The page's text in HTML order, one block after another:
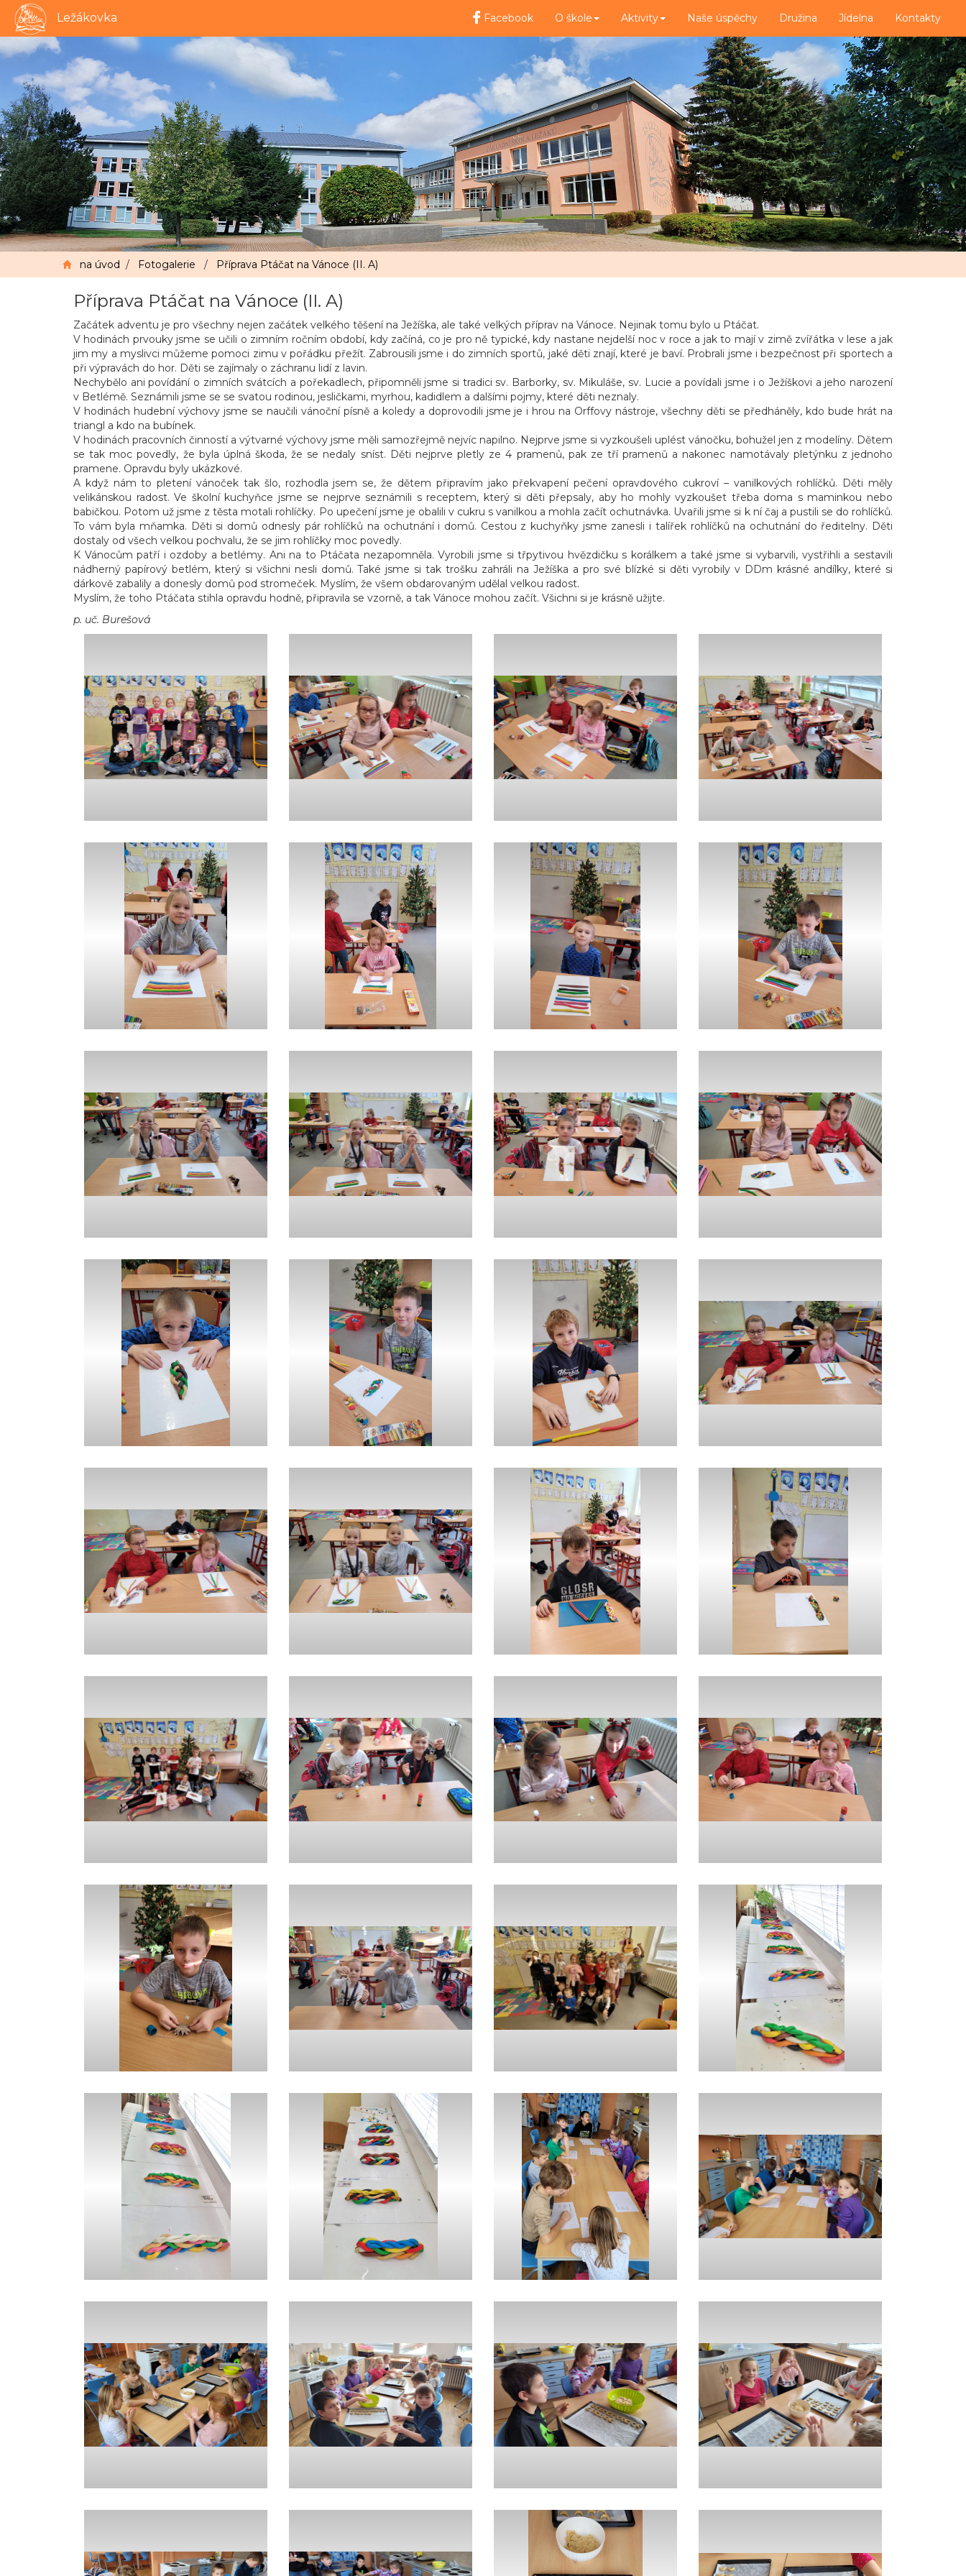
Ležákovka Facebook O škole Aktivity Naše úspěchy Družina Jídelna Kontakty
na úvod / Fotogalerie / Příprava Ptáčat na Vánoce (II. A)
Příprava Ptáčat na Vánoce (II. A)
Začátek adventu je pro všechny nejen začátek velkého těšení na Ježíška, ale také velkých příprav na Vánoce. Nejinak tomu bylo u Ptáčat.
V hodinách prvouky jsme se učili o zimním ročním období, kdy začíná, co je pro ně typické, kdy nastane nejdelší noc v roce a jak to mají v zimě zvířátka v lese a jak
jim my a myslivci můžeme pomoci zimu v pořádku přežít. Zabrousili jsme i do zimních sportů, jaké děti znají, které je baví. Probrali jsme i bezpečnost při sportech a
při výpravách do hor. Děti se zajímaly o záchranu lidí z lavin.
Nechybělo ani povídání o zimních svátcích a pořekadlech, připomněli jsme si tradici sv. Barborky, sv. Mikuláše, sv. Lucie a povídali jsme i o Ježíškovi a jeho narození
v Betlémě. Seznámili jsme se se svatou rodinou, jesličkami, myrhou, kadidlem a dalšími pojmy, které děti neznaly.
V hodinách hudební výchovy jsme se naučili vánoční písně a koledy a doprovodili jsme je i hrou na Orffovy nástroje, všechny děti se předháněly, kdo bude hrát na
triangl a kdo na bubínek.
V hodinách pracovních činností a výtvarné výchovy jsme měli samozřejmě nejvíc napilno. Nejprve jsme si vyzkoušeli uplést vánočku, bohužel jen z modelíny. Dětem
se tak moc povedly, že byla úplná škoda, že se nedaly sníst. Děti nejprve pletly ze 4 pramenů, pak ze tří pramenů a nakonec namotávaly pletýnku z jednoho
pramene. Opravdu byly ukázkové.
A když nám to pletení vánoček tak šlo, rozhodla jsem se, že dětem připravím jako překvapení pečení opravdového cukroví – vanilkových rohlíčků. Děti měly
velikánskou radost. Ve školní kuchyňce jsme se nejprve seznámili s receptem, který si děti přepsaly, aby ho mohly vyzkoušet třeba doma s maminkou nebo
babičkou. Potom už jsme z těsta motali rohlíčky. Po upečení jsme je obalili v cukru s vanilkou a mohla začít ochutnávka. Uvařili jsme si k ní čaj a pustili se do rohlíčků.
To vám byla mňamka. Děti si domů odnesly pár rohlíčků na ochutnání i domů. Cestou z kuchyňky jsme zanesli i talířek rohlíčků na ochutnání do ředitelny. Děti
dostaly od všech velkou pochvalu, že se jim rohlíčky moc povedly.
K Vánocům patří i ozdoby a betlémy. Ani na to Ptáčata nezapomněla. Vyrobili jsme si třpytivou hvězdičku s korálkem a také jsme si vybarvili, vystřihli a sestavili
nádherný papírový betlém, který si všichni nesli domů. Také jsme si tak trošku zahráli na Ježíška a pro své blízké si děti vyrobily v DDm krásné andílky, které si
dárkově zabalily a donesly domů pod stromeček. Myslím, že všem obdarovaným udělal velkou radost.
Myslím, že toho Ptáčata stihla opravdu hodně, připravila se vzorně, a tak Vánoce mohou začít. Všichni si je krásně užijte.
p. uč. Burešová